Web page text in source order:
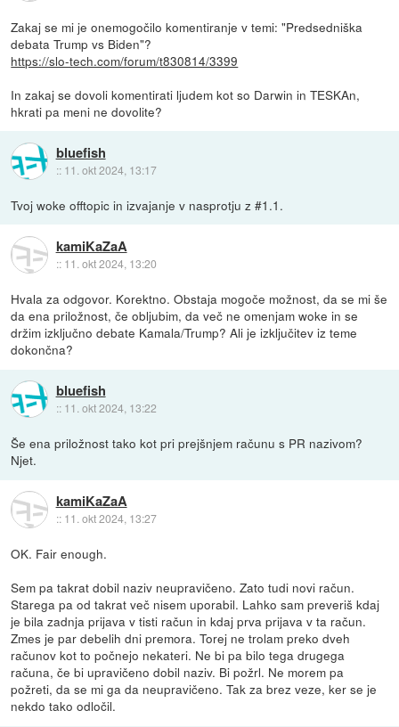
Zakaj se mi je onemogočilo komentiranje v temi: "Predsedniška
debata Trump vs Biden"?
https://slo-tech.com/forum/t830814/3399
In zakaj se dovoli komentirati ljudem kot so Darwin in TESKAn,
hkrati pa meni ne dovolite?
bluefish
:: 11. okt 2024, 13:17
Tvoj woke offtopic in izvajanje v nasprotju z #1.1.
kamiKaZaA
:: 11. okt 2024, 13:20
Hvala za odgovor. Korektno. Obstaja mogoče možnost, da se mi še
da ena priložnost, če obljubim, da več ne omenjam woke in se
držim izključno debate Kamala/Trump? Ali je izključitev iz teme
dokončna?
bluefish
:: 11. okt 2024, 13:22
Še ena priložnost tako kot pri prejšnjem računu s PR nazivom?
Njet.
kamiKaZaA
:: 11. okt 2024, 13:27
OK. Fair enough.
Sem pa takrat dobil naziv neupravičeno. Zato tudi novi račun.
Starega pa od takrat več nisem uporabil. Lahko sam preveriš kdaj
je bila zadnja prijava v tisti račun in kdaj prva prijava v ta račun.
Zmes je par debelih dni premora. Torej ne trolam preko dveh
računov kot to počnejo nekateri. Ne bi pa bilo tega drugega
računa, če bi upravičeno dobil naziv. Bi požrl. Ne morem pa
požreti, da se mi ga da neupravičeno. Tak za brez veze, ker se je
nekdo tako odločil.